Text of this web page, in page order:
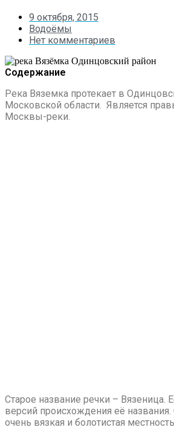
9 октября, 2015
Водоёмы
Нет комментариев
Содержание
Река Вяземка протекает в
Московской области. Является
Москвы-реки.
Старое название речки – Вязеница.
версий происхождения её названия.
очень вязкая и болотистая